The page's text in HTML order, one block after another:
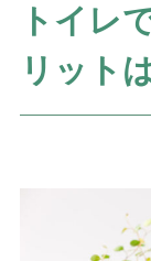
トイレ
リット